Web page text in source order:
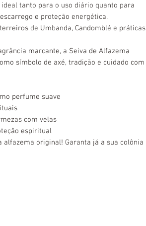
tanto para o uso diário quanto para
e proteção energética.
de Umbanda, Candomblé e práticas
marcante, a Seiva de Alfazema
símbolo de axé, tradição e cuidado com
perfume suave
com velas
espiritual
alfazema original! Garanta já a sua colônia